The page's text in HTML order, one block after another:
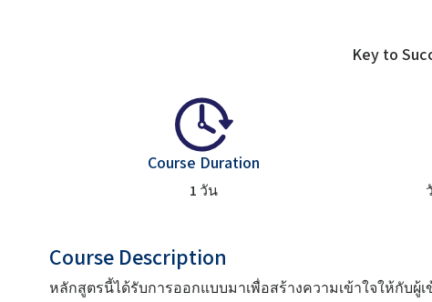
Key to
Course Duration
1 วัน
Course Description
หลักสูตรนี้ได้รับการออกแบบมาเพื่อสร้างความเข้าใจให้กับผู้